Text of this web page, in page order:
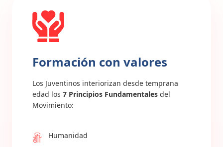
Formación con valores
Los Juventinos interiorizan desde temprana
edad los 7 Principios Fundamentales del
Movimiento:
Humanidad